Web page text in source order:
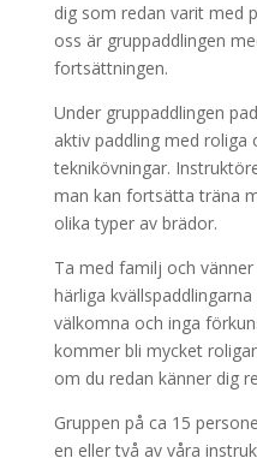
dig som redan varit med
oss är gruppaddlingen
fortsättningen.
Under gruppaddlingen
aktiv paddling med roliga
teknikövningar.
man kan fortsätta träna
olika typer av brädor.
Ta med familj och
härliga
välkomna och inga
kommer bli mycket
om du redan känner dig
Gruppen på ca 15
en eller två av våra